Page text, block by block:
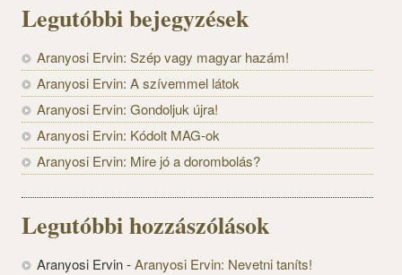
Legutóbbi bejegyzések
Aranyosi Ervin: Szép vagy magyar hazám!
Aranyosi Ervin: A szívemmel látok
Aranyosi Ervin: Gondoljuk újra!
Aranyosi Ervin: Kódolt MAG-ok
Aranyosi Ervin: Mire jó a dorombolás?
Legutóbbi hozzászólások
Aranyosi Ervin-Aranyosi Ervin: Nevetni taníts!